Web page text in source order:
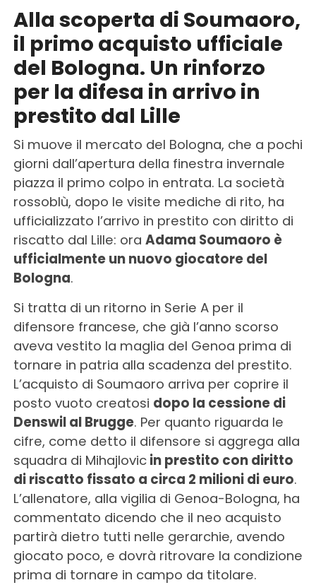
Alla scoperta di Soumaoro,
il primo acquisto ufficiale
del Bologna. Un rinforzo
per la difesa in arrivo in
prestito dal Lille
Si muove il mercato del Bologna, che a pochi
giorni dall’apertura della finestra invernale
piazza il primo colpo in entrata. La società
rossoblù, dopo le visite mediche di rito, ha
ufficializzato l’arrivo in prestito con diritto di
riscatto dal Lille: ora Adama Soumaoro è
ufficialmente un nuovo giocatore del
Bologna.
Si tratta di un ritorno in Serie A per il
difensore francese, che già l’anno scorso
aveva vestito la maglia del Genoa prima di
tornare in patria alla scadenza del prestito.
L’acquisto di Soumaoro arriva per coprire il
posto vuoto creatosi dopo la cessione di
Denswil al Brugge. Per quanto riguarda le
cifre, come detto il difensore si aggrega alla
squadra di Mihajlovicin prestito con diritto
di riscatto fissato a circa 2 milioni di euro.
L’allenatore, alla vigilia di Genoa-Bologna, ha
commentato dicendo che il neo acquisto
partirà dietro tutti nelle gerarchie, avendo
giocato poco, e dovrà ritrovare la condizione
prima di tornare in campo da titolare.